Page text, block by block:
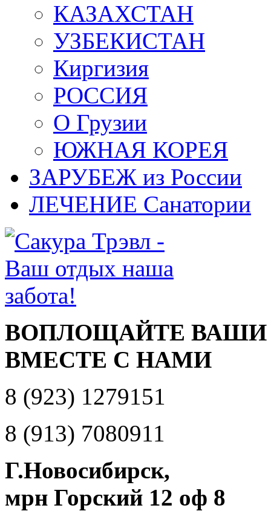
КАЗАХСТАН
УЗБЕКИСТАН
Киргизия
РОССИЯ
О Грузии
ЮЖНАЯ КОРЕЯ
ЗАРУБЕЖ из России
ЛЕЧЕНИЕ Санатории
ВОПЛОЩАЙТЕ
ВМЕСТЕ С НАМИ
8 (923) 1279151
8 (913) 7080911
Г.Новосибирск,
мрн Горский 12 оф 8